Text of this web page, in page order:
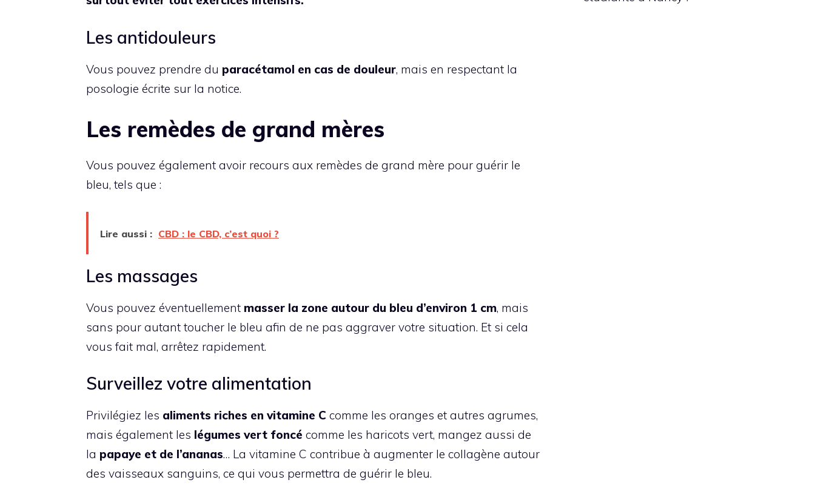
Les antidouleurs
Vous pouvez prendre du paracétamol en cas de douleur, mais en respectant la
posologie écrite sur la notice.
Les remèdes de grand mères
Vous pouvez également avoir recours aux remèdes de grand mère pour guérir le
bleu, tels que :
Lire aussi : CBD : le CBD, c’est quoi ?
Les massages
Vous pouvez éventuellement masser la zone autour du bleu d’environ 1 cm, mais
sans pour autant toucher le bleu afin de ne pas aggraver votre situation. Et si cela
vous fait mal, arrêtez rapidement.
Surveillez votre alimentation
Privilégiez les aliments riches en vitamine C comme les oranges et autres agrumes,
mais également les légumes vert foncé comme les haricots vert, mangez aussi de
la papaye et de l’ananas… La vitamine C contribue à augmenter le collagène autour
des vaisseaux sanguins, ce qui vous permettra de guérir le bleu.